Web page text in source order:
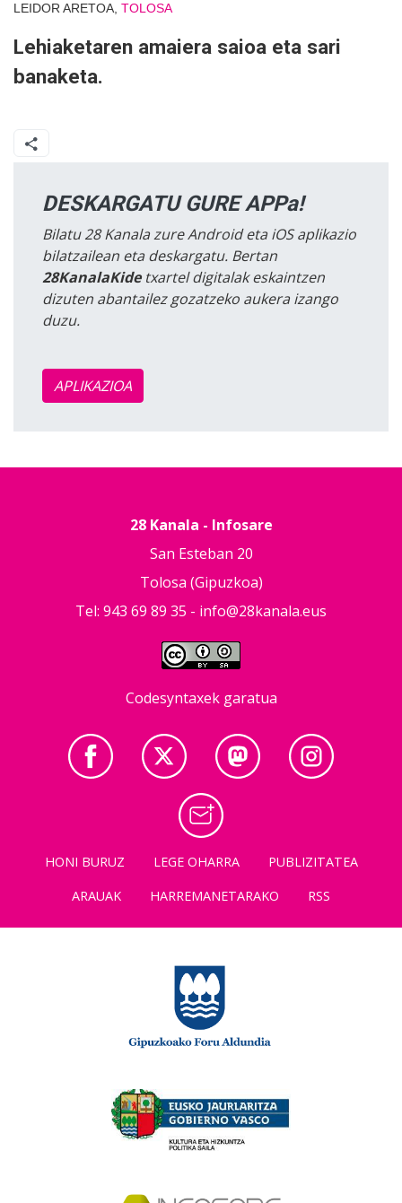
LEIDOR ARETOA, TOLOSA
Lehiaketaren amaiera saioa eta sari
banaketa.
DESKARGATU GURE APPa!
Bilatu 28 Kanala zure Android eta iOS aplikazio
bilatzailean eta deskargatu. Bertan
28KanalaKidetxartel digitalak eskaintzen
dizuten abantailez gozatzeko aukera izango
duzu.
APLIKAZIOA
28 Kanala - Infosare
San Esteban 20
Tolosa (Gipuzkoa)
Tel: 943 69 89 35 - info@28kanala.eus
Codesyntaxek garatua
HONI BURUZ LEGE OHARRA
PUBLIZITATEA
ARAUAK
HARREMANETARAKO RSS